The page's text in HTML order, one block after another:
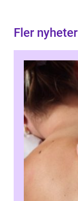
Fler nyheter